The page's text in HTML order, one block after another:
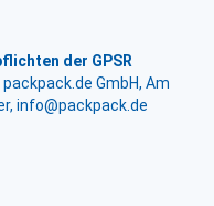
der GPSR
packpack.de GmbH, Am
info@packpack.de